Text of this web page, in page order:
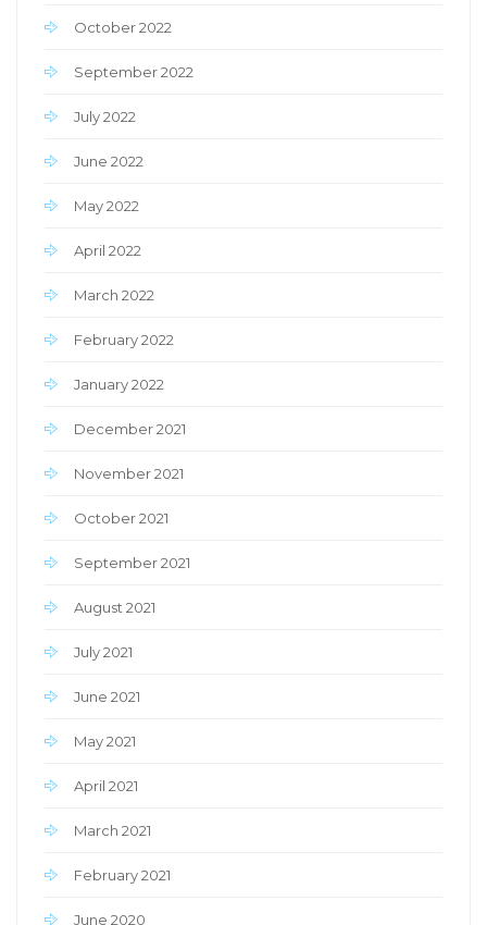
October 2022
September 2022
July 2022
June 2022
May 2022
April 2022
March 2022
February 2022
January 2022
December 2021
November 2021
October 2021
September 2021
August 2021
July 2021
June 2021
May 2021
April 2021
March 2021
February 2021
June 2020